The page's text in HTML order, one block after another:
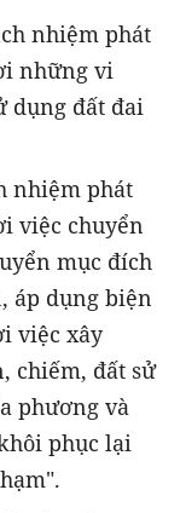
nhiệm phát
những vi
dụng đất đai
nhiệm phát
việc chuyển
mục đích
áp dụng biện
việc xây
chiếm, đất sử
phương và
phục lại